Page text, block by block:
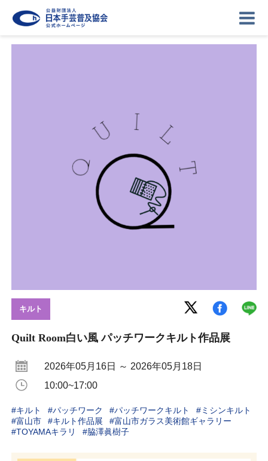
ギャラリー
協会について
キルト
Quilt Room白い風 パッチワークキルト作品展
2026年05月16日 ～ 2026年05月18日
10:00~17:00
#キルト #パッチワーク #パッチワークキルト #ミシンキルト
#富山市 #キルト作品展 #富山市ガラス美術館ギャラリー
#TOYAMAキラリ #脇澤眞樹子